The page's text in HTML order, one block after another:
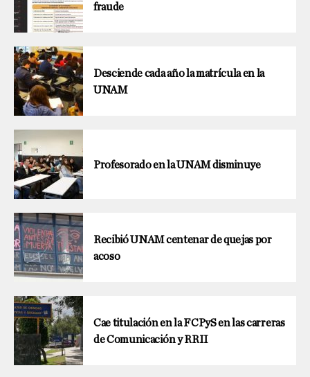
fraude
Desciende cada año la matrícula en la
UNAM
Profesorado en la UNAM disminuye
Recibió UNAM centenar de quejas por
acoso
Cae titulación en la FCPyS en las carreras
de Comunicación y RRII